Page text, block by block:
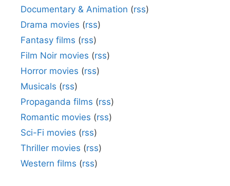
Documentary & Animation (rss)
Drama movies (rss)
Fantasy films (rss)
Film Noir movies (rss)
Horror movies (rss)
Musicals (rss)
Propaganda films (rss)
Romantic movies (rss)
Sci-Fi movies (rss)
Thriller movies (rss)
Western films (rss)